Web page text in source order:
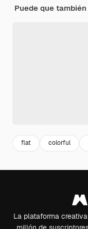
Puede que
flat colorful
La plataforma